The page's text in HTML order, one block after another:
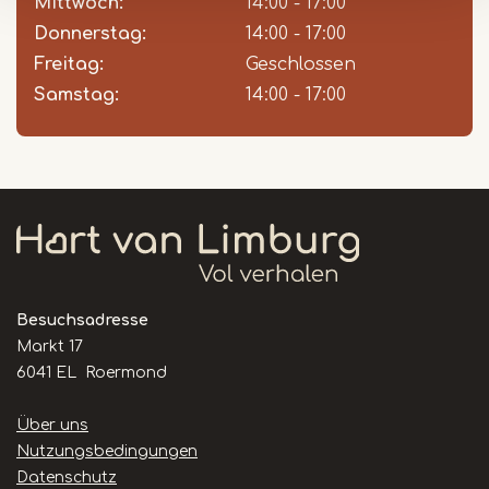
Donnerstag:
14:00 - 17:00
Freitag:
Geschlossen
Samstag:
14:00 - 17:00
Besuchsadresse
Markt 17
6041 EL Roermond
Handige
links
Über uns
Nutzungsbedingungen
Datenschutz